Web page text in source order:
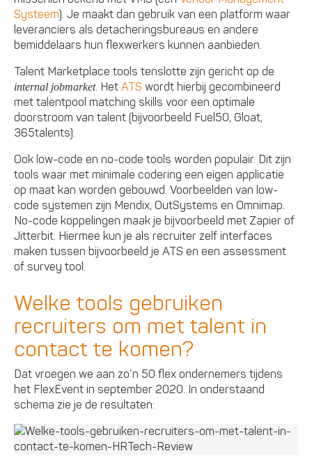
Systeem). Je maakt dan gebruik van een platform waar
leveranciers als detacheringsbureaus en andere
bemiddelaars hun flexwerkers kunnen aanbieden.
Talent Marketplace tools tenslotte zijn gericht op de
internal jobmarket. HetATS wordt hierbij gecombineerd
met talentpool matching skills voor een optimale
doorstroom van talent (bijvoorbeeld Fuel50, Gloat,
365talents).
Ook low-code en no-code tools worden populair. Dit zijn
tools waar met minimale codering een eigen applicatie
op maat kan worden gebouwd. Voorbeelden van low-
code systemen zijn Mendix, OutSystems en Omnimap.
No-code koppelingen maak je bijvoorbeeld met Zapier of
Jitterbit. Hiermee kun je als recruiter zelf interfaces
maken tussen bijvoorbeeld je ATS en een assessment
of survey tool.
Welke tools gebruiken
recruiters om met talent in
contact te komen?
Dat vroegen we aan zo’n 50 flex ondernemers tijdens
het FlexEvent in september 2020. In onderstaand
schema zie je de resultaten: